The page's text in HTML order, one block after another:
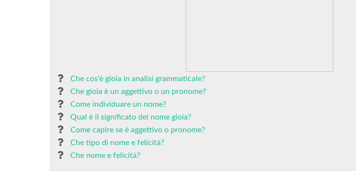
Che cos'è gioia in analisi grammaticale?
Che gioia è un aggettivo o un pronome?
Come individuare un nome?
Qual è il significato del nome gioia?
Come capire se è aggettivo o pronome?
Che tipo di nome e felicità?
Che nome e felicità?